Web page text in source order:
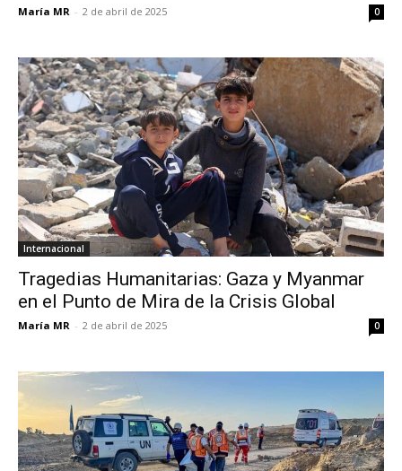
María MR - 2 de abril de 2025 0
Internacional
Tragedias Humanitarias: Gaza y Myanmar
en el Punto de Mira de la Crisis Global
María MR - 2 de abril de 2025 0